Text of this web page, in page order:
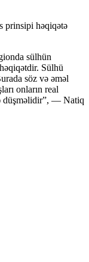
prinsipi həqiqətə
sülhün
Sülhü
söz və əməl
onların real
düşməlidir”, — Natiq